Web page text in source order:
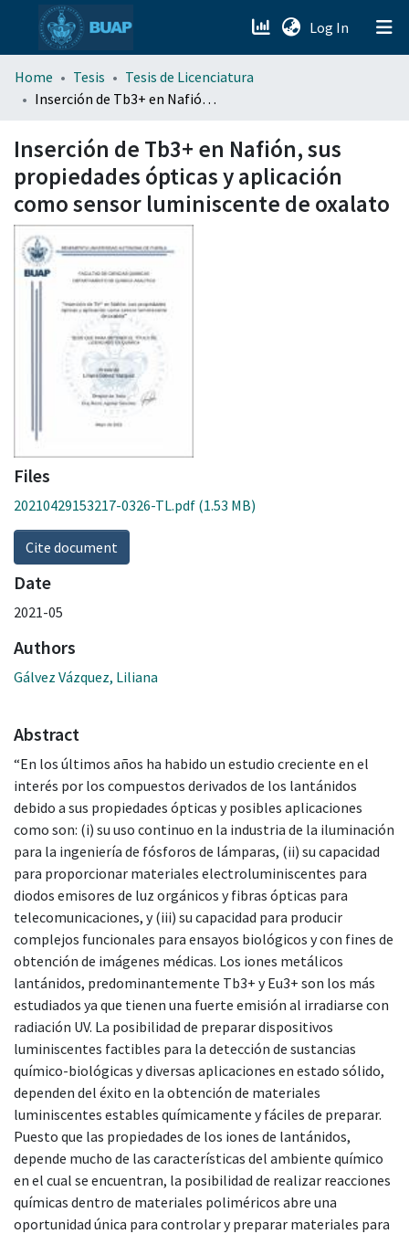
Log In (current)
menu.section.about_menu
Home Tesis
Tesis de Licenciatura
Inserción de Tb3+ en Nafión, sus propiedades ópticas y aplicación como sensor luminiscente de oxalato
Inserción de Tb3+ en Nafión, sus
propiedades ópticas y aplicación
como sensor luminiscente de oxalato
Files
20210429153217-0326-TL.pdf (1.53 MB)
Cite document
Date
2021-05
Authors
Gálvez Vázquez, Liliana
Abstract
“En los últimos años ha habido un estudio creciente en el
interés por los compuestos derivados de los lantánidos
debido a sus propiedades ópticas y posibles aplicaciones
como son: (i) su uso continuo en la industria de la iluminación
para la ingeniería de fósforos de lámparas, (ii) su capacidad
para proporcionar materiales electroluminiscentes para
diodos emisores de luz orgánicos y fibras ópticas para
telecomunicaciones, y (iii) su capacidad para producir
complejos funcionales para ensayos biológicos y con fines de
obtención de imágenes médicas. Los iones metálicos
lantánidos, predominantemente Tb3+ y Eu3+ son los más
estudiados ya que tienen una fuerte emisión al irradiarse con
radiación UV. La posibilidad de preparar dispositivos
luminiscentes factibles para la detección de sustancias
químico-biológicas y diversas aplicaciones en estado sólido,
dependen del éxito en la obtención de materiales
luminiscentes estables químicamente y fáciles de preparar.
Puesto que las propiedades de los iones de lantánidos,
depende mucho de las características del ambiente químico
en el cual se encuentran, la posibilidad de realizar reacciones
químicas dentro de materiales poliméricos abre una
oportunidad única para controlar y preparar materiales para